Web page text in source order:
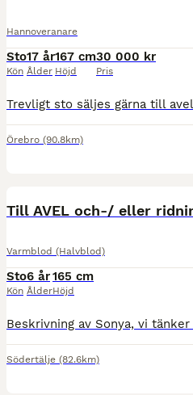
Hannoveranare
Sto
Kön
17 år
Ålder
167 cm
Höjd
30 000 kr
Pris
Örebro (90.8km)
Till AVEL och-/ eller
Varmblod (Halvblod)
Sto
Kön
6 år
Ålder
165 cm
Höjd
Södertälje (82.6km)